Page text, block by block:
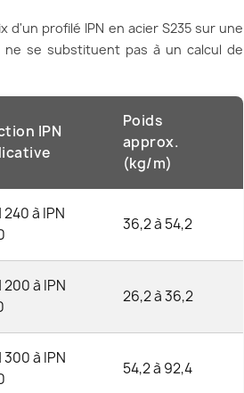
profilé IPN en acier S235 sur une
se substituent pas à un calcul de
IPN
Poids
approx.
(kg/m)
240 à IPN
36,2 à 54,2
200 à IPN
26,2 à 36,2
300 à IPN
54,2 à 92,4